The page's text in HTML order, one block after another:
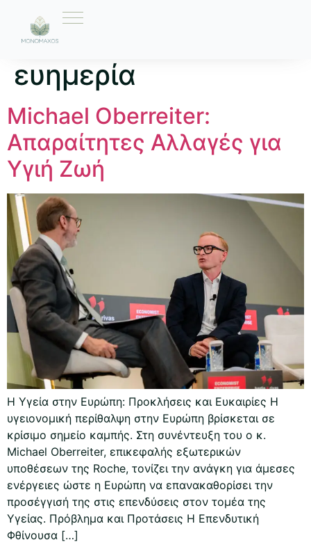
Ετικέτα:
ευημερία
Michael Oberreiter:
Απαραίτητες Αλλαγές για
Υγιή Ζωή
Η Υγεία στην Ευρώπη: Προκλήσεις και Ευκαιρίες Η
υγειονομική περίθαλψη στην Ευρώπη βρίσκεται σε
κρίσιμο σημείο καμπής. Στη συνέντευξη του ο κ.
Michael Oberreiter, επικεφαλής εξωτερικών
υποθέσεων της Roche, τονίζει την ανάγκη για άμεσες
ενέργειες ώστε η Ευρώπη να επανακαθορίσει την
προσέγγισή της στις επενδύσεις στον τομέα της
Υγείας. Πρόβλημα και Προτάσεις Η Επενδυτική
Φθίνουσα […]